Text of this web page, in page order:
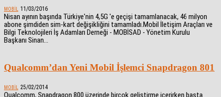
MOBIL 11/03/2016
Nisan ayının başında Türkiye'nin 4,5G 'e geçişi tamamlanacak, 46 milyon
abone şimdiden sim-kart değişikliğini tamamladı.Mobil İletişim Araçları ve
Bilgi Teknolojileri İş Adamları Derneği - MOBİSAD - Yönetim Kurulu
Başkanı Sinan...
Qualcomm’dan Yeni Mobil İşlemci Snapdragon 801
MOBIL 25/02/2014
Qualcomm, Snapdragon 800 üzerinde birçok geliştirme içerirken başta